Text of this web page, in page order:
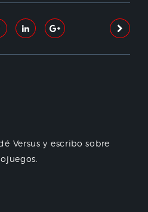
Versus y escribo sobre